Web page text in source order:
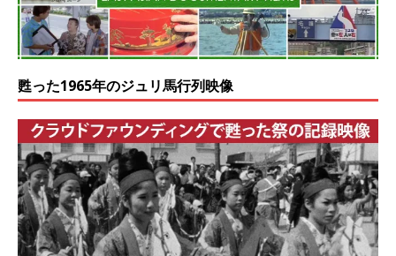
甦った1965年のジュリ馬行列映像